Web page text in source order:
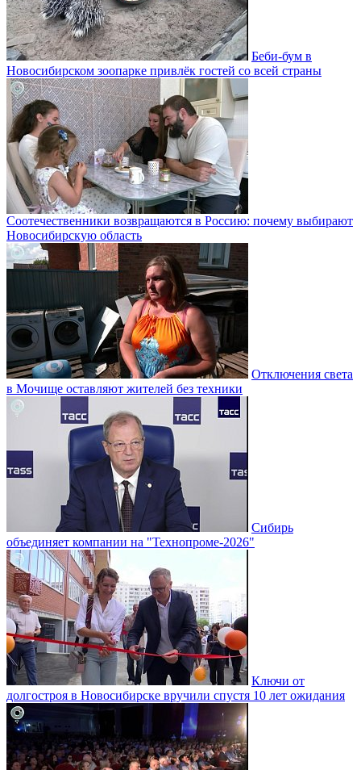
Беби-бум в
Новосибирском зоопарке привлёк гостей со всей страны
Соотечественники возвращаются в Россию: почему выбирают
Новосибирскую область
Отключения света
в Мочище оставляют жителей без техники
Сибирь
объединяет компании на "Технопроме-2026"
Ключи от
долгостроя в Новосибирске вручили спустя 10 лет ожидания